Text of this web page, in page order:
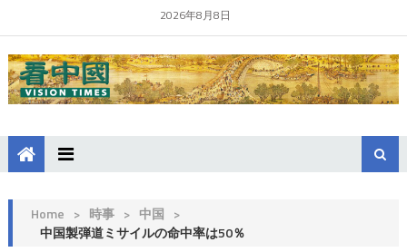
2026年8月8日
Home > 時事 > 中国 >
中国製弾道ミサイルの命中率は50％